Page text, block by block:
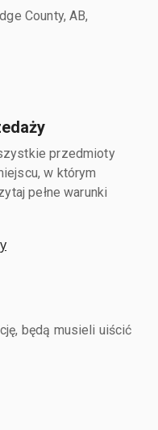
County, AB,
przedmioty
w którym
pełne warunki
będą musieli uiścić